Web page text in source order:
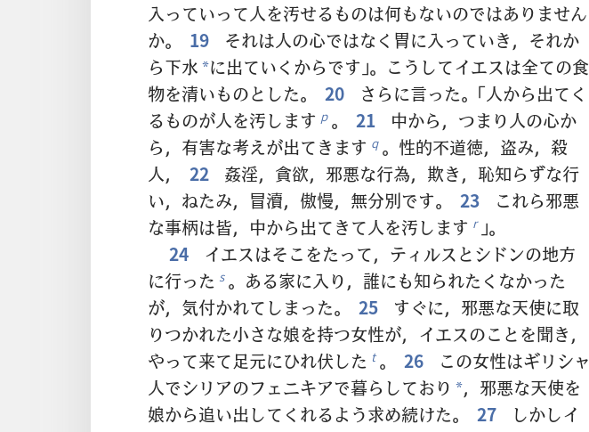
入っていって人を汚せるものは何もないのではありません
か。
19
それは人の心ではなく胃に入っていき，それか
ら下水 *に出ていくからです」。こうしてイエスは全ての食
物を清いものとした。
20
さらに言った。「人から出てく
るものが人を汚します p 。 21
中から，つまり人の心か
ら，有害な考えが出てきます q 。性的不道徳，盗み，殺
人，
22
姦淫，貪欲，邪悪な行為，欺き，恥知らずな行
い，ねたみ，冒瀆，傲慢，無分別です。
23
これら邪悪
な事柄は皆，中から出てきて人を汚します r 」。
24
イエスはそこをたって，ティルスとシドンの地方
に行った s 。ある家に入り，誰にも知られたくなかった
が，気付かれてしまった。
25
すぐに，邪悪な天使に取
りつかれた小さな娘を持つ女性が，イエスのことを聞き，
やって来て足元にひれ伏した t 。 26
この女性はギリシャ
人でシリアのフェニキアで暮らしており *，邪悪な天使を
娘から追い出してくれるよう求め続けた。
27
しかしイ